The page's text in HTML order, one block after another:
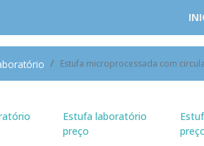
Estufa microprocessada com
Estufa laboratório
preço